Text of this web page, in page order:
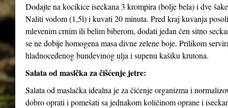
Dodajte na kocikice iseckana 3 krompira (bolje bela) i dve
Naliti vodom (1,5l) i kuvati 20 minuta. Pred kraj kuvanja
mlevenim crnim ili belim biberom, dodati jedan čen sitno
se ne dobije homogena masa divne zelene boje. Prilikom
hladnoceđenog bundevinog ulja i supenu kašiku krutona.
Salata od maslčka za čišćenje jetre:
Salata od maslačka idealna je za čićenje organizma i
dobro oprati i pomešati sa jednakom količinom oprane i